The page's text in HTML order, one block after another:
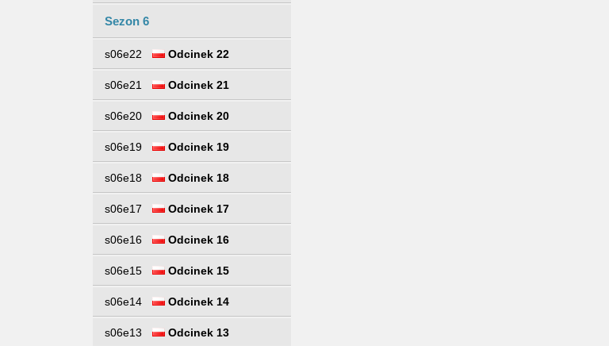
Sezon 6
s06e22 Odcinek 22
s06e21 Odcinek 21
s06e20 Odcinek 20
s06e19 Odcinek 19
s06e18 Odcinek 18
s06e17 Odcinek 17
s06e16 Odcinek 16
s06e15 Odcinek 15
s06e14 Odcinek 14
s06e13 Odcinek 13